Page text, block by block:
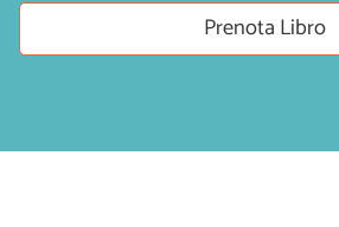
Prenota Libro